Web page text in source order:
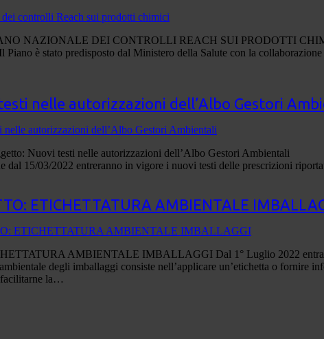
NAZIONALE DEI CONTROLLI REACH SUI PRODOTTI
Piano è stato predisposto dal Ministero della Salute con la
nelle autorizzazioni dell’Albo Gestori
Nuovi testi nelle autorizzazioni dell’Albo Gestori
dal 15/03/2022 entreranno in vigore i nuovi testi delle prescrizioni
ETICHETTATURA AMBIENTALE
AMBIENTALE IMBALLAGGI Dal 1° Luglio 2022 entra
degli imballaggi consiste nell’applicare un’etichetta o
facilitarne la…